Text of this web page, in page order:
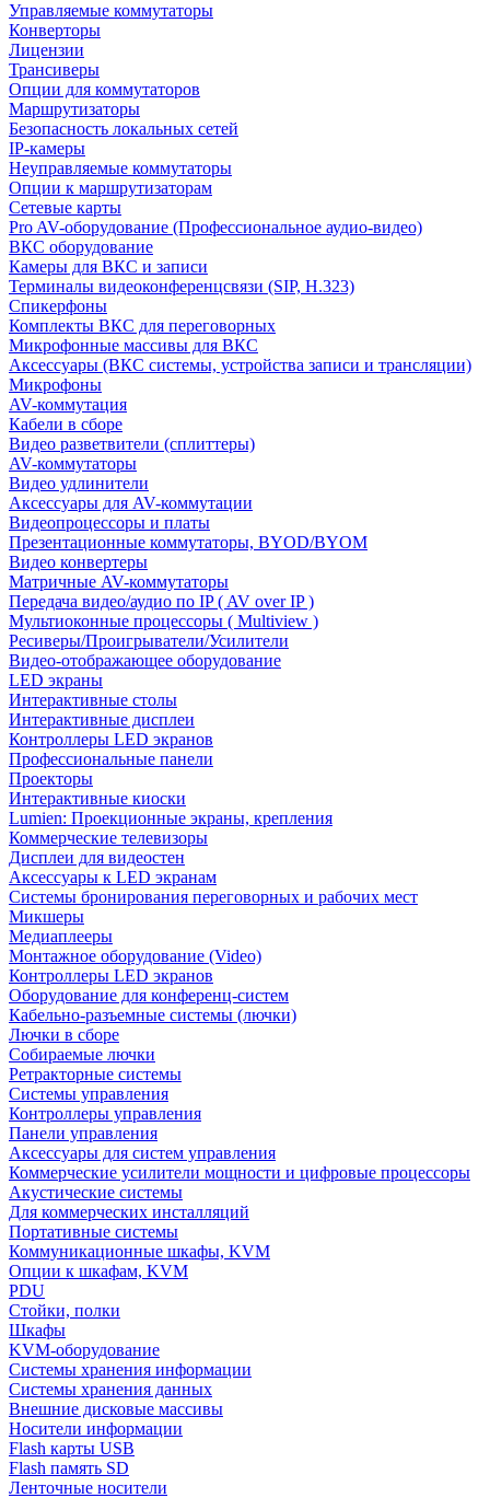
Управляемые коммутаторы
Конверторы
Лицензии
Трансиверы
Опции для коммутаторов
Маршрутизаторы
Безопасность локальных сетей
IP-камеры
Неуправляемые коммутаторы
Опции к маршрутизаторам
Сетевые карты
Pro AV-оборудование (Профессиональное аудио-видео)
ВКС оборудование
Камеры для ВКС и записи
Терминалы видеоконференцсвязи (SIP, H.323)
Спикерфоны
Комплекты ВКС для переговорных
Микрофонные массивы для ВКС
Аксессуары (ВКС системы, устройства записи и трансляции)
Микрофоны
AV-коммутация
Кабели в сборе
Видео разветвители (сплиттеры)
AV-коммутаторы
Видео удлинители
Аксессуары для AV-коммутации
Видеопроцессоры и платы
Презентационные коммутаторы, BYOD/BYOM
Видео конвертеры
Матричные AV-коммутаторы
Передача видео/аудио по IP ( AV over IP )
Мультиоконные процессоры ( Multiview )
Ресиверы/Проигрыватели/Усилители
Видео-отображающее оборудование
LED экраны
Интерактивные столы
Интерактивные дисплеи
Контроллеры LED экранов
Профессиональные панели
Проекторы
Интерактивные киоски
Lumien: Проекционные экраны, крепления
Коммерческие телевизоры
Дисплеи для видеостен
Аксессуары к LED экранам
Системы бронирования переговорных и рабочих мест
Микшеры
Медиаплееры
Монтажное оборудование (Video)
Контроллеры LED экранов
Оборудование для конференц-систем
Кабельно-разъемные системы (лючки)
Лючки в сборе
Собираемые лючки
Ретракторные системы
Системы управления
Контроллеры управления
Панели управления
Аксессуары для систем управления
Коммерческие усилители мощности и цифровые процессоры
Акустические системы
Для коммерческих инсталляций
Портативные системы
Коммуникационные шкафы, KVM
Опции к шкафам, KVM
PDU
Стойки, полки
Шкафы
KVM-оборудование
Системы хранения информации
Системы хранения данных
Внешние дисковые массивы
Носители информации
Flash карты USB
Flash память SD
Ленточные носители